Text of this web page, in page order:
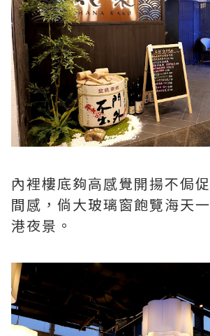
內裡樓底夠高感覺開揚不侷
間感，倘大玻璃窗飽覽海天
港夜景。